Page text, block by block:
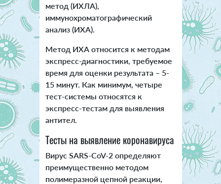
метод (ИХЛА),
иммунохроматографический
анализ (ИХА).
Метод ИХА относится к методам
экспресс-диагностики, требуемое
время для оценки результата – 5-
15 минут. Как минимум, четыре
тест-системы относятся к
экспресс-тестам для выявления
антител.
Тесты на выявление коронавируса
Вирус SARS-CoV-2 определяют
преимущественно методом
полимеразной цепной реакции,